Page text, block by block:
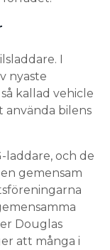
I
nyaste
kallad vehicle
använda bilens
laddare, och de
gemensam
Douglas
att många i